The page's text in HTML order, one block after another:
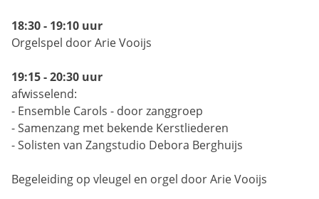
18:30 - 19:10 uur
Orgelspel door Arie Vooijs
19:15 - 20:30 uur
afwisselend:
- Ensemble Carols - door zanggroep
- Samenzang met bekende Kerstliederen
- Solisten van Zangstudio Debora Berghuijs
Begeleiding op vleugel en orgel door Arie Vooijs